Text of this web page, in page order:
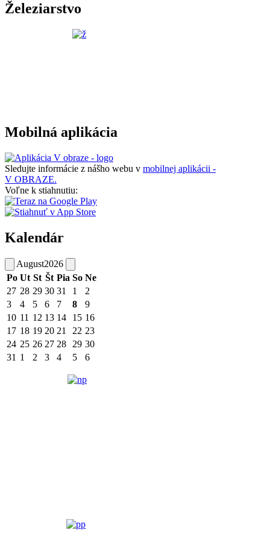
Železiarstvo
Mobilná aplikácia
Sledujte informácie z nášho webu v mobilnej aplikácii -
V OBRAZE.
Voľne k stiahnutiu:
Kalendár
August2026
Po Ut St Št Pia So Ne
27 28 29 30 31 1
2
3
4 5 6 7 8
9
10 11 12 13 14 15 16
17 18 19 20 21 22 23
24 25 26 27 28 29 30
31 1 2 3 4 5 6